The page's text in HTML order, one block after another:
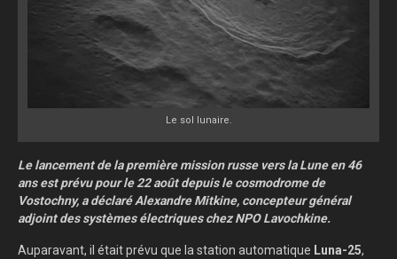
Le sol lunaire.
Le lancement de la première mission russe vers la Lune en 46
ans est prévu pour le 22 août depuis le cosmodrome de
Vostochny, a déclaré Alexandre Mitkine, concepteur général
adjoint des systèmes électriques chez NPO Lavochkine.
Auparavant, il était prévu que la station automatique Luna-25,